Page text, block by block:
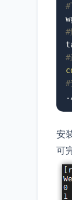
#
#
#
#
安
可